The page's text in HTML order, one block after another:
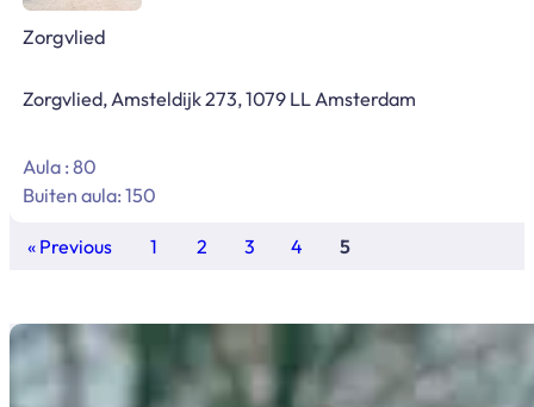
Zorgvlied
Zorgvlied, Amsteldijk 273, 1079 LL Amsterdam
Aula : 80
Buiten aula: 150
« Previous 1 2 3 4 5